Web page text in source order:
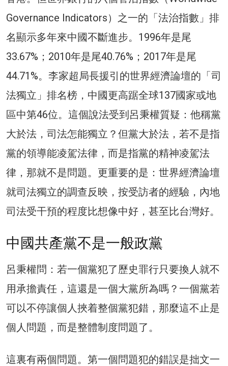
Governance Indicators）之一的「法治指數」排
名顯示多年來中國不斷進步。1996年是尾
33.67%；2010年是尾40.76%；2017年是尾
44.71%。李家超局長援引的世界經濟論壇的「司
法獨立」排名榜，中國更高踞全球137國家或地
區中第46位。這個說法受到呂秉權質疑：他稱黨
大於法，司法怎能獨立？但黨大於法，若不是指
黨的領導能凌駕法律，而是指黨的精神凌駕法
律，那就不是問題。更重要的是：世界經濟論壇
就司法獨立的調查反映，按受訪者的經驗，內地
司法受干預的程度比想像中好，甚至比台灣好。
中國共產黨不是一般政黨
呂秉權問：若一個黨犯了歷史罪行只要換人就不
用承擔責任，這還是一個大黨所為嗎？一個黨若
可以不停讓個人挾着整個黨犯錯，那麼這不止是
個人問題，而是整體制度問題了。
這裏有兩個問題。第一個問題犯的錯誤是拙文一